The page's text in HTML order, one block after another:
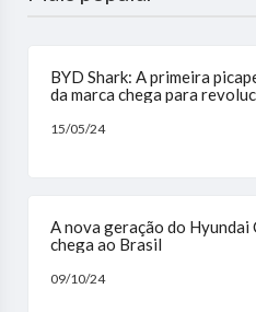
BYD Shark: A primeira
da marca chega para
15/05/24
A nova geração do Hyundai
chega ao Brasil
09/10/24